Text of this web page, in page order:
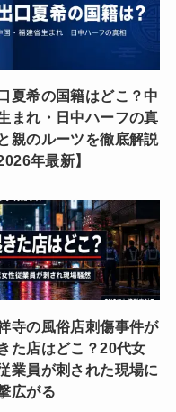
夏希の国籍はどこ？中
まれ・日中ハーフの真
親のルーツを徹底解説
2026年最新】
寺の風俗店刺傷事件が
た店はどこ？20代女
業員が刺された現場に
広がる